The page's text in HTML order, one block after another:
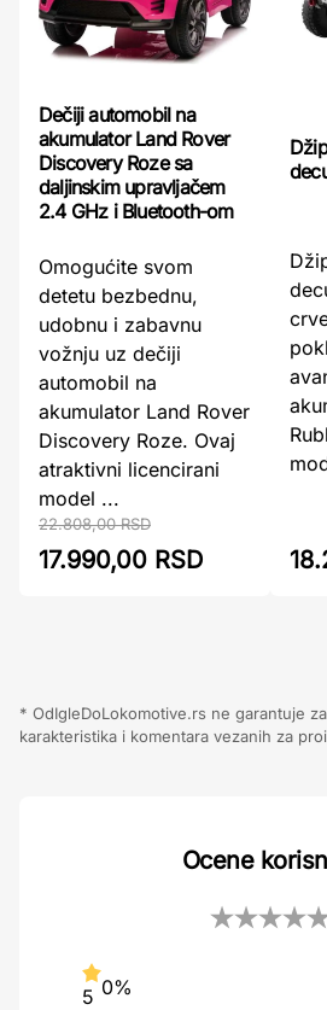
Dečiji automobil na
akumulator Land Rover
Discovery Roze sa
daljinskim upravljačem
2.4 GHz i Bluetooth-om
Omogućite svom
detetu bezbednu,
udobnu i zabavnu
vožnju uz dečiji
automobil na
akumulator Land Rover
Discovery Roze. Ovaj
atraktivni licencirani
model ...
22.808,00 RSD
17.990,00 RSD
* OdIgleDoLokomotive.rs ne garantuje
karakteristika i komentara vezanih za
Ocene
5 0%